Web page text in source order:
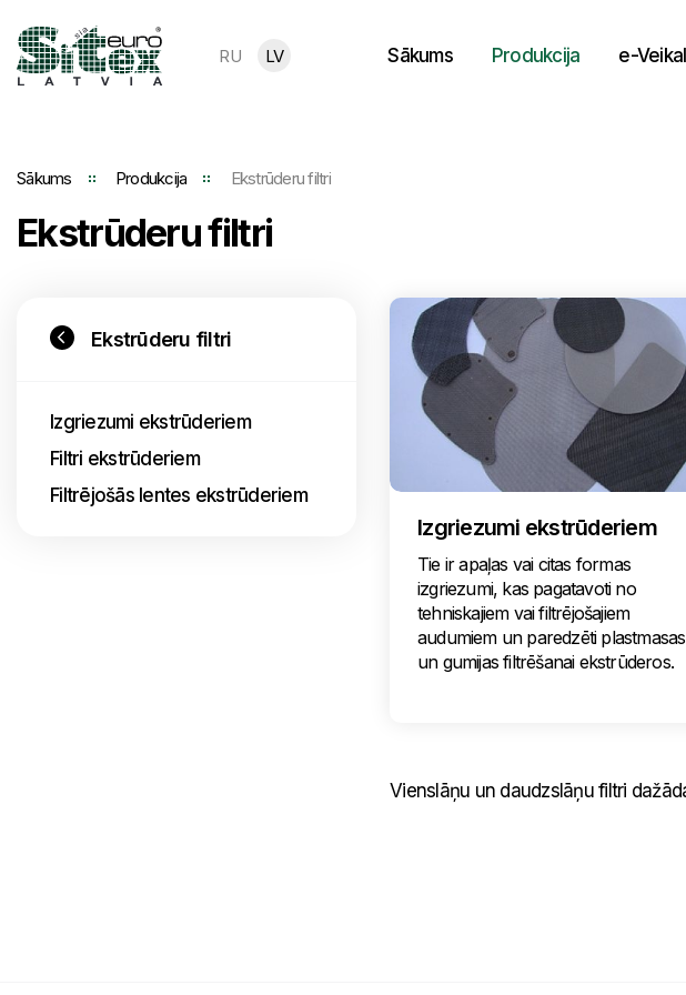
RU LV Sākums Produkcija e-
Sākums Produkcija Ekstrūderu filtri
Ekstrūderu filtri
Ekstrūderu filtri
Izgriezumi ekstrūderiem
Filtri ekstrūderiem
Filtrējošās lentes ekstrūderiem
Izgriezumi ekstrūderiem
Tie ir apaļas vai citas formas
izgriezumi, kas pagatavoti no
tehniskajiem vai filtrējošajiem
audumiem un paredzēti plastmasas
un gumijas filtrēšanai ekstrūderos.
Vienslāņu un daudzslāņu filtri